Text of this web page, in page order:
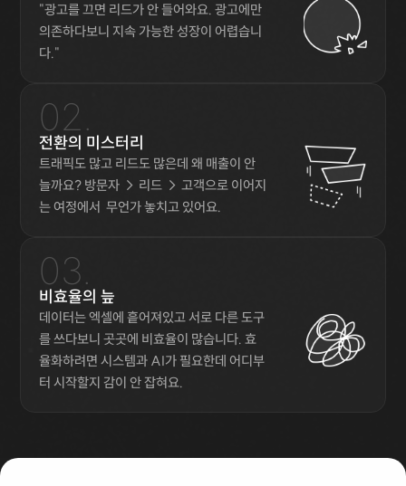
"광고를 끄면 리드가 안 들어와요. 광고에만
의존하다보니 지속 가능한 성장이 어렵습니
다."
02.
전환의 미스터리
트래픽도 많고 리드도 많은데 왜 매출이 안
늘까요? 방문자 → 리드 → 고객으로 이어지
는 여정에서  무언가 놓치고 있어요.
03.
비효율의 늪
데이터는 엑셀에 흩어져있고 서로 다른 도구
를 쓰다보니 곳곳에 비효율이 많습니다. 효
율화하려면 시스템과 AI가 필요한데 어디부
터 시작할지 감이 안 잡혀요.